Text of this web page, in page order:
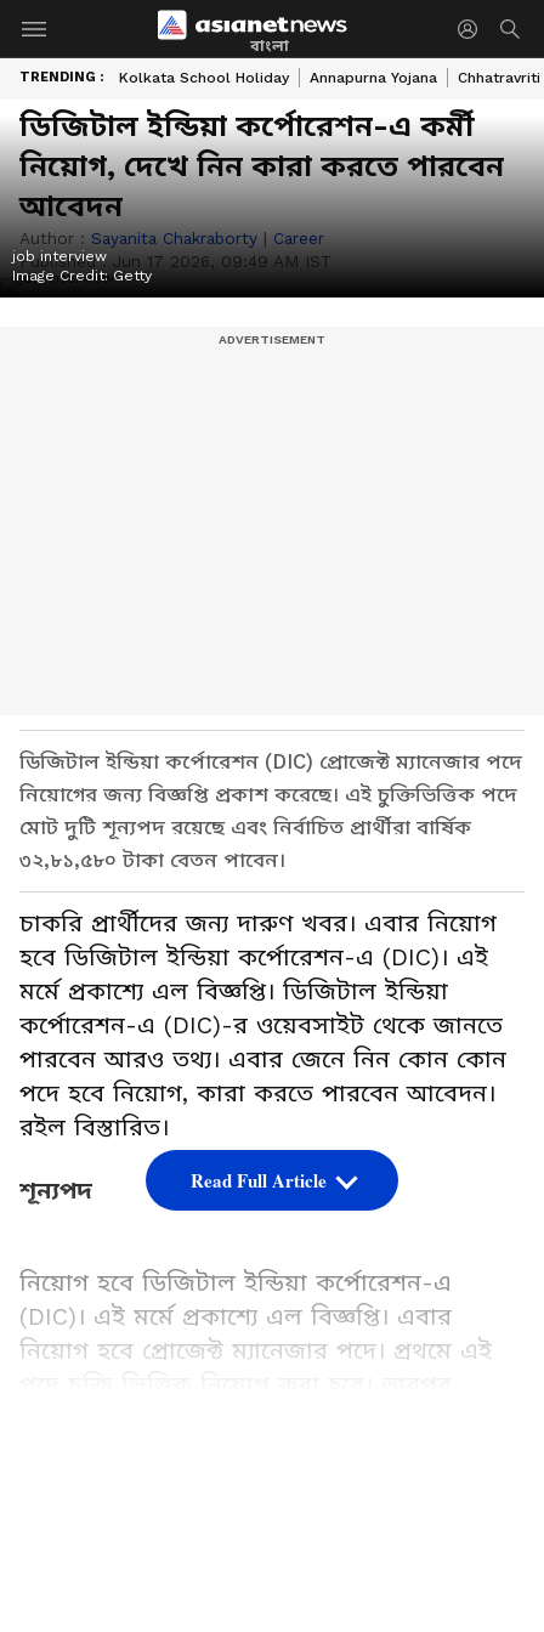
বাংলা
TRENDING : Kolkata School Holiday Annapurna Yojana Chhatravriti
ডিজিটাল ইন্ডিয়া কর্পোরেশন-এ কর্মী
নিয়োগ, দেখে নিন কারা করতে পারবেন
আবেদন
Author : Sayanita Chakraborty | Career
Published : Jun 17 2026, 09:49 AM IST
job interview
Image Credit:Getty
ডিজিটাল ইন্ডিয়া কর্পোরেশন (DIC) প্রোজেক্ট ম্যানেজার পদে
নিয়োগের জন্য বিজ্ঞপ্তি প্রকাশ করেছে। এই চুক্তিভিত্তিক পদে
মোট দুটি শূন্যপদ রয়েছে এবং নির্বাচিত প্রার্থীরা বার্ষিক
৩২,৮১,৫৮০ টাকা বেতন পাবেন।
চাকরি প্রার্থীদের জন্য দারুণ খবর। এবার নিয়োগ
হবে ডিজিটাল ইন্ডিয়া কর্পোরেশন-এ (DIC)। এই
মর্মে প্রকাশ্যে এল বিজ্ঞপ্তি। ডিজিটাল ইন্ডিয়া
কর্পোরেশন-এ (DIC)-র ওয়েবসাইট থেকে জানতে
পারবেন আরও তথ্য। এবার জেনে নিন কোন কোন
পদে হবে নিয়োগ, কারা করতে পারবেন আবেদন।
রইল বিস্তারিত।
শূন্যপদ
নিয়োগ হবে ডিজিটাল ইন্ডিয়া কর্পোরেশন-এ
(DIC)। এই মর্মে প্রকাশ্যে এল বিজ্ঞপ্তি। এবার
নিয়োগ হবে প্রোজেক্ট ম্যানেজার পদে। প্রথমে এই
Read Full Article